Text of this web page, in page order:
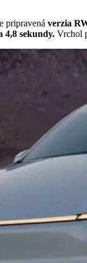
pripravená verzia
4,8 sekundy. Vrchol